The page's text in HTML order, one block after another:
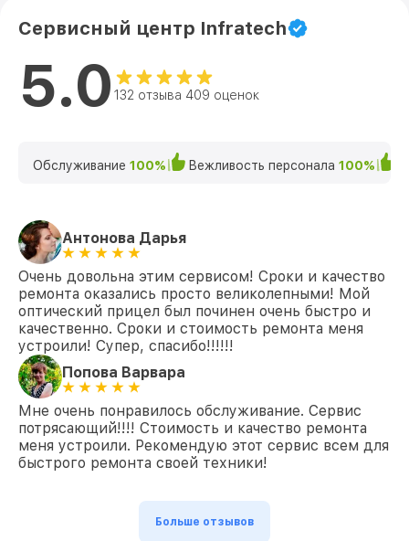
Сервисный центр Infratech
5.0 132 отзыва 409 оценок
Обслуживание 100% Вежливость персонала 100%
Антонова Дарья
Очень довольна этим сервисом! Сроки и качество
ремонта оказались просто великолепными! Мой
оптический прицел был починен очень быстро и
качественно. Сроки и стоимость ремонта меня
устроили! Супер, спасибо!!!!!!
Попова Варвара
Мне очень понравилось обслуживание. Сервис
потрясающий!!!! Стоимость и качество ремонта
меня устроили. Рекомендую этот сервис всем для
быстрого ремонта своей техники!
Больше отзывов